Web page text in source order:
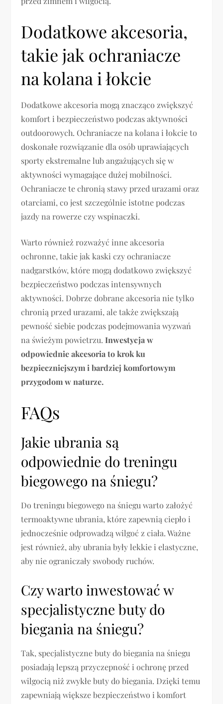
Dodatkowe akcesoria,
takie jak ochraniacze
na kolana i łokcie
Dodatkowe akcesoria mogą znacząco zwiększyć
komfort i bezpieczeństwo podczas aktywności
outdoorowych. Ochraniacze na kolana i łokcie to
doskonałe rozwiązanie dla osób uprawiających
sporty ekstremalne lub angażujących się w
aktywności wymagające dużej mobilności.
Ochraniacze te chronią stawy przed urazami oraz
otarciami, co jest szczególnie istotne podczas
jazdy na rowerze czy wspinaczki.
Warto również rozważyć inne akcesoria
ochronne, takie jak kaski czy ochraniacze
nadgarstków, które mogą dodatkowo zwiększyć
bezpieczeństwo podczas intensywnych
aktywności. Dobrze dobrane akcesoria nie tylko
chronią przed urazami, ale także zwiększają
pewność siebie podczas podejmowania wyzwań
na świeżym powietrzu. Inwestycja w
odpowiednie akcesoria to krok ku
bezpieczniejszym i bardziej komfortowym
przygodom w naturze.
FAQs
Jakie ubrania są
odpowiednie do treningu
biegowego na śniegu?
Do treningu biegowego na śniegu warto założyć
termoaktywne ubrania, które zapewnią ciepło i
jednocześnie odprowadzą wilgoć z ciała. Ważne
jest również, aby ubrania były lekkie i elastyczne,
aby nie ograniczały swobody ruchów.
Czy warto inwestować w
specjalistyczne buty do
biegania na śniegu?
Tak, specjalistyczne buty do biegania na śniegu
posiadają lepszą przyczepność i ochronę przed
wilgocią niż zwykłe buty do biegania. Dzięki temu
zapewniają większe bezpieczeństwo i komfort